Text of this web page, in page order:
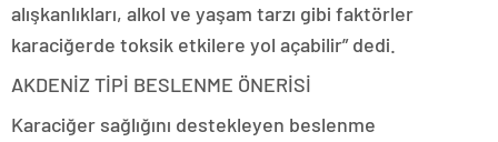
alışkanlıkları, alkol ve yaşam tarzı gibi faktörler
karaciğerde toksik etkilere yol açabilir” dedi.
AKDENİZ TİPİ BESLENME ÖNERİSİ
Karaciğer sağlığını destekleyen beslenme